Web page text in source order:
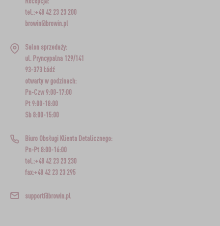
tel.:+48 42 23 23 200
browin@browin.pl
Salon sprzedaży:
ul. Pryncypalna 129/141
93-373 Łódź
otwarty w godzinach:
Pn-Czw 9:00-17:00
Pt 9:00-18:00
Sb 8:00-15:00
Biuro Obsługi Klienta Detalicznego:
Pn-Pt 8:00-16:00
tel.:+48 42 23 23 230
fax:+48 42 23 23 295
support@browin.pl